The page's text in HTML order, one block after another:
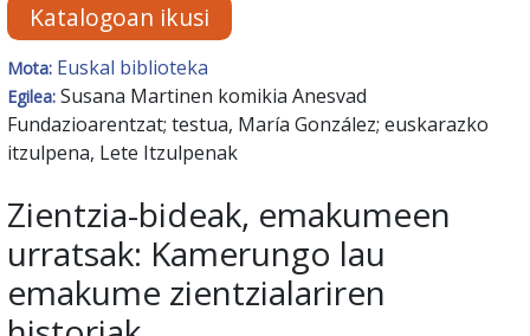
Katalogoan ikusi
Mota: Euskal biblioteka
Egilea: Susana Martinen komikia Anesvad
Fundazioarentzat; testua, María González; euskarazko
itzulpena, Lete Itzulpenak
Zientzia-bideak, emakumeen
urratsak: Kamerungo lau
emakume zientzialariren